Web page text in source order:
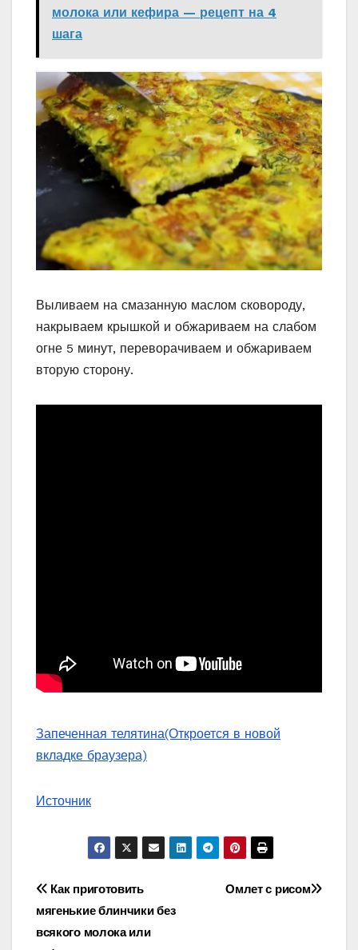
молока или кефира — рецепт на 4
шага
Выливаем на смазанную маслом сковороду,
накрываем крышкой и обжариваем на слабом
огне 5 минут, переворачиваем и обжариваем
вторую сторону.
Запеченная телятина(Откроется в новой
вкладке браузера)
Источник
Навигация
по
Омлет с рисом
Как приготовить
мягенькие блинчики без
всякого молока или